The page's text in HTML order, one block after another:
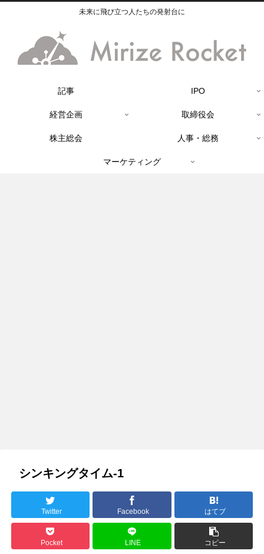
未来に飛び立つ人たちの発射台に
記事 IPO
経営企画 取締役会
株主総会 人事・総務
マーケティング
シンキングタイム-1
Twitter Facebook はてブ
Pocket LINE コピー